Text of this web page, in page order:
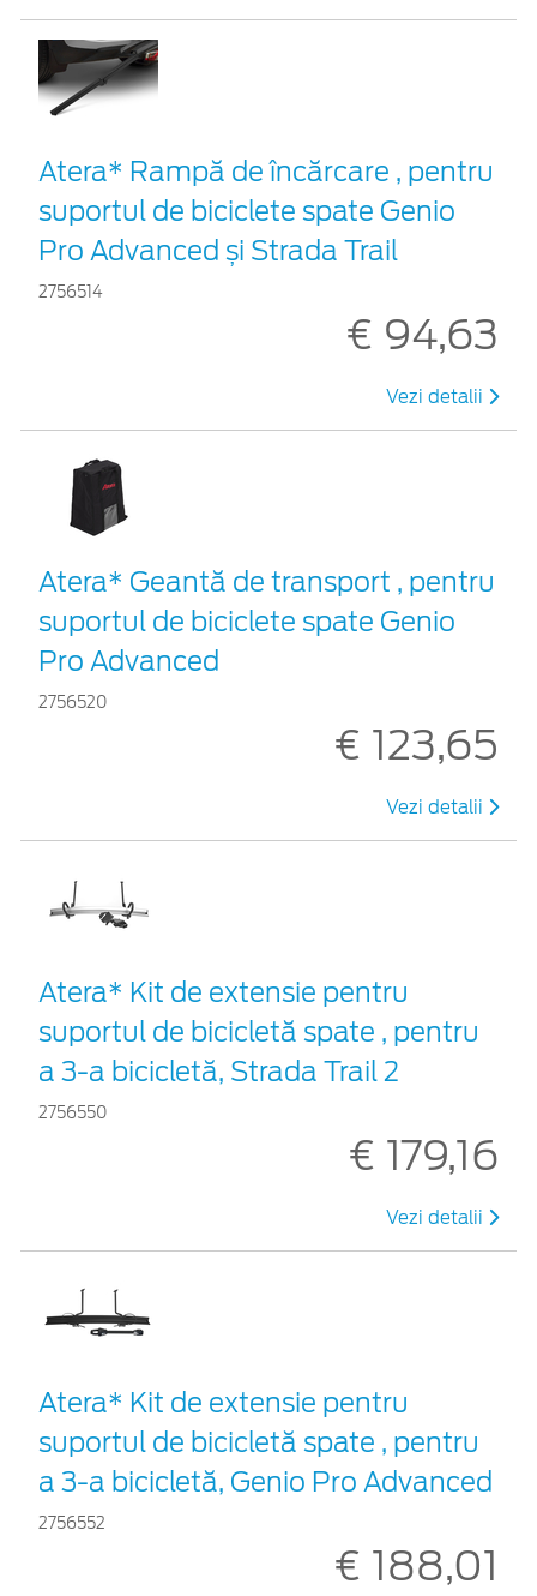
Atera* Rampă de încărcare , pentru
suportul de biciclete spate Genio
Pro Advanced și Strada Trail
2756514
€ 94,63
Vezi detalii
Atera* Geantă de transport , pentru
suportul de biciclete spate Genio
Pro Advanced
2756520
€ 123,65
Vezi detalii
Atera* Kit de extensie pentru
suportul de bicicletă spate , pentru
a 3-a bicicletă, Strada Trail 2
2756550
€ 179,16
Vezi detalii
Atera* Kit de extensie pentru
suportul de bicicletă spate , pentru
a 3-a bicicletă, Genio Pro Advanced
2756552
€ 188,01